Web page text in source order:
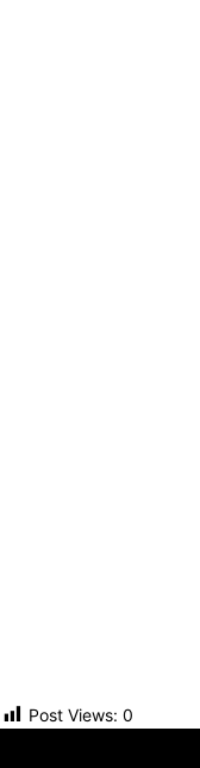
Post Views: 0